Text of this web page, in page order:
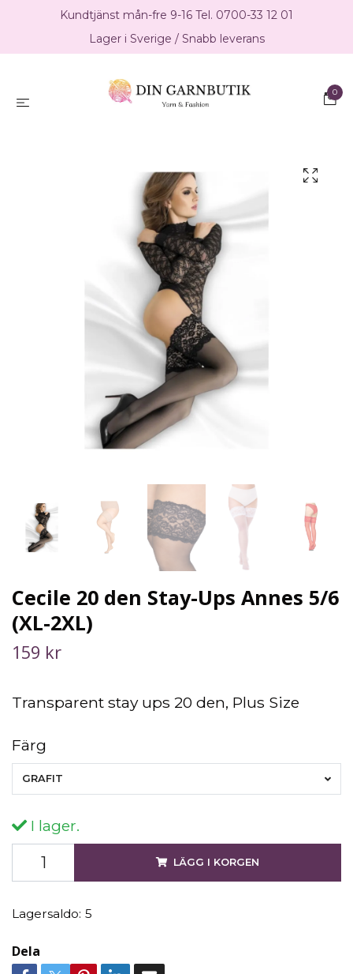
Kundtjänst mån-fre 9-16 Tel. 0700-33 12 01
Lager i Sverige / Snabb leverans
0
Cecile 20 den Stay-Ups Annes 5/6
(XL-2XL)
159 kr
Transparent stay ups 20 den, Plus Size
Färg
GRAFIT
I lager.
LÄGG I KORGEN
Lagersaldo: 5
Dela